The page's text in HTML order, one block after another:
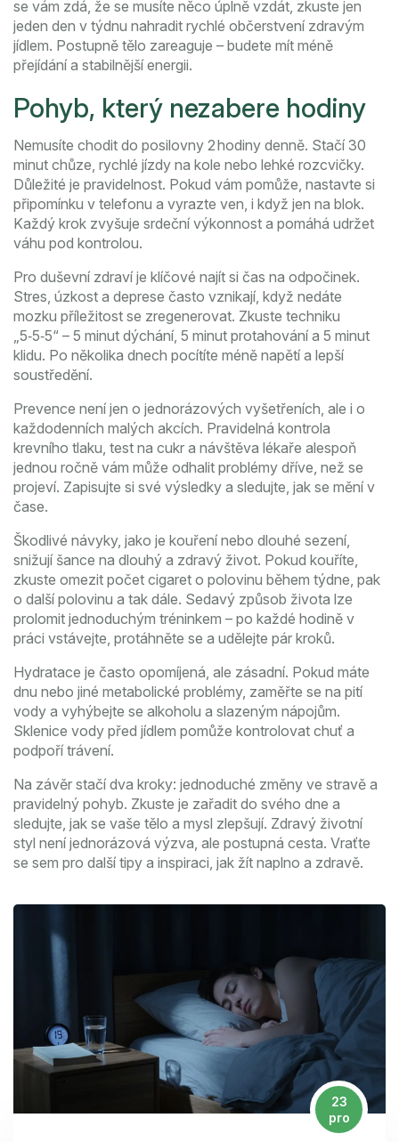
se vám zdá, že se musíte něco úplně vzdát, zkuste jen
jeden den v týdnu nahradit rychlé občerstvení zdravým
jídlem. Postupně tělo zareaguje – budete mít méně
přejídání a stabilnější energii.
Pohyb, který nezabere hodiny
Nemusíte chodit do posilovny 2 hodiny denně. Stačí 30
minut chůze, rychlé jízdy na kole nebo lehké rozcvičky.
Důležité je pravidelnost. Pokud vám pomůže, nastavte si
připomínku v telefonu a vyrazte ven, i když jen na blok.
Každý krok zvyšuje srdeční výkonnost a pomáhá udržet
váhu pod kontrolou.
Pro duševní zdraví je klíčové najít si čas na odpočinek.
Stres, úzkost a deprese často vznikají, když nedáte
mozku příležitost se zregenerovat. Zkuste techniku
„5‑5‑5“ – 5 minut dýchání, 5 minut protahování a 5 minut
klidu. Po několika dnech pocítíte méně napětí a lepší
soustředění.
Prevence není jen o jednorázových vyšetřeních, ale i o
každodenních malých akcích. Pravidelná kontrola
krevního tlaku, test na cukr a návštěva lékaře alespoň
jednou ročně vám může odhalit problémy dříve, než se
projeví. Zapisujte si své výsledky a sledujte, jak se mění v
čase.
Škodlivé návyky, jako je kouření nebo dlouhé sezení,
snižují šance na dlouhý a zdravý život. Pokud kouříte,
zkuste omezit počet cigaret o polovinu během týdne, pak
o další polovinu a tak dále. Sedavý způsob života lze
prolomit jednoduchým tréninkem – po každé hodině v
práci vstávejte, protáhněte se a udělejte pár kroků.
Hydratace je často opomíjená, ale zásadní. Pokud máte
dnu nebo jiné metabolické problémy, zaměřte se na pití
vody a vyhýbejte se alkoholu a slazeným nápojům.
Sklenice vody před jídlem pomůže kontrolovat chuť a
podpoří trávení.
Na závěr stačí dva kroky: jednoduché změny ve stravě a
pravidelný pohyb. Zkuste je zařadit do svého dne a
sledujte, jak se vaše tělo a mysl zlepšují. Zdravý životní
styl není jednorázová výzva, ale postupná cesta. Vraťte
se sem pro další tipy a inspiraci, jak žít naplno a zdravě.
23
pro